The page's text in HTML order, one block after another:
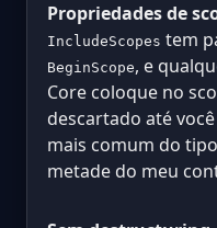
Propriedades de
IncludeScopes tem
BeginScope, e
Core coloque no
descartado até
mais comum do
metade do meu